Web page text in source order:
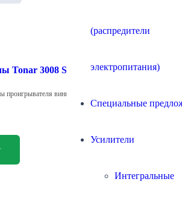
(распредители
электропитания)
Специальные
Усилители
Интегральные
Tonar 3008 Stylus Сleaning Brush
проигрывателя виниловых…